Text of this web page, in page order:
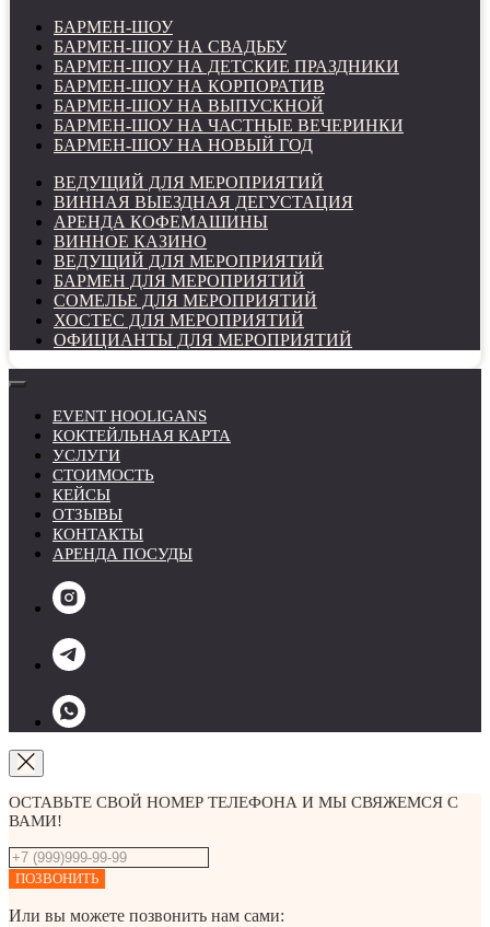
БАРМЕН-ШОУ
БАРМЕН-ШОУ НА СВАДЬБУ
БАРМЕН-ШОУ НА ДЕТСКИЕ ПРАЗДНИКИ
БАРМЕН-ШОУ НА КОРПОРАТИВ
БАРМЕН-ШОУ НА ВЫПУСКНОЙ
БАРМЕН-ШОУ НА ЧАСТНЫЕ ВЕЧЕРИНКИ
БАРМЕН-ШОУ НА НОВЫЙ ГОД
ВЕДУЩИЙ ДЛЯ МЕРОПРИЯТИЙ
ВИННАЯ ВЫЕЗДНАЯ ДЕГУСТАЦИЯ
АРЕНДА КОФЕМАШИНЫ
ВИННОЕ КАЗИНО
ВЕДУЩИЙ ДЛЯ МЕРОПРИЯТИЙ
БАРМЕН ДЛЯ МЕРОПРИЯТИЙ
СОМЕЛЬЕ ДЛЯ МЕРОПРИЯТИЙ
ХОСТЕС ДЛЯ МЕРОПРИЯТИЙ
ОФИЦИАНТЫ ДЛЯ МЕРОПРИЯТИЙ
EVENT HOOLIGANS
КОКТЕЙЛЬНАЯ КАРТА
УСЛУГИ
СТОИМОСТЬ
КЕЙСЫ
ОТЗЫВЫ
КОНТАКТЫ
АРЕНДА ПОСУДЫ
ОСТАВЬТЕ СВОЙ НОМЕР ТЕЛЕФОНА И МЫ СВЯЖЕМСЯ С
ВАМИ!
ПОЗВОНИТЬ
Или вы можете позвонить нам сами: